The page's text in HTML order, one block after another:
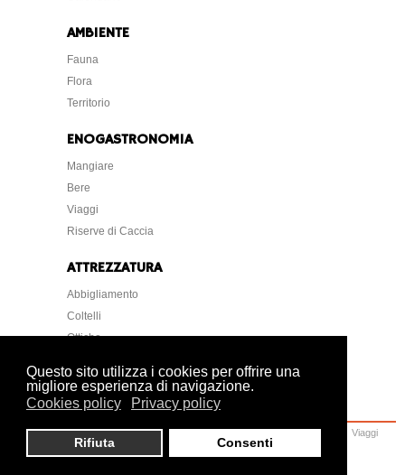
Questo sito utilizza i cookies per offrire una
migliore esperienza di navigazione.
Cookies policy
Privacy policy
Rifiuta Consenti
AMBIENTE
Fauna
Flora
Territorio
ENOGASTRONOMIA
Mangiare
Bere
Viaggi
Riserve di Caccia
ATTREZZATURA
Abbigliamento
Coltelli
Ottiche
Home Caccia Armi Attrezzatura Cani Normative Lettere Foto Arte
Viaggi